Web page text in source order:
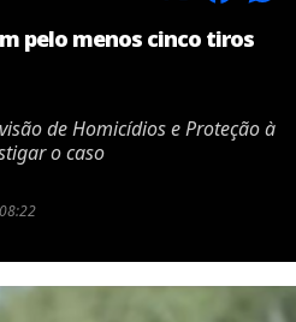
pelo menos cinco tiros
de Homicídios e Proteção à
o caso